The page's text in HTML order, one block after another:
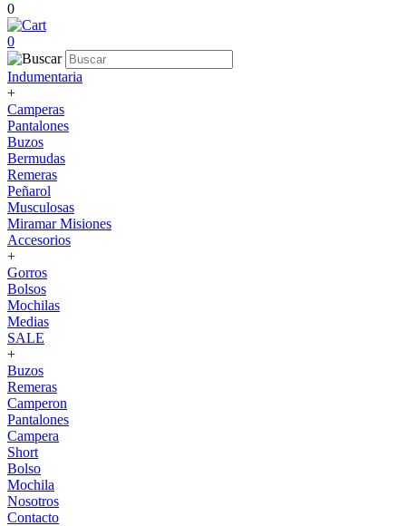
0
0
Indumentaria
+
Camperas
Pantalones
Buzos
Bermudas
Remeras
Peñarol
Musculosas
Miramar Misiones
Accesorios
+
Gorros
Bolsos
Mochilas
Medias
SALE
+
Buzos
Remeras
Camperon
Pantalones
Campera
Short
Bolso
Mochila
Nosotros
Contacto